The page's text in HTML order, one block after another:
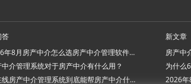
答
2026年8月房产中介怎么选房产中介管理软件系统？
中介管理系统对于房产中介有什么用？
房在线房产中介管理系统到底能帮房产中介什么忙？
新文章